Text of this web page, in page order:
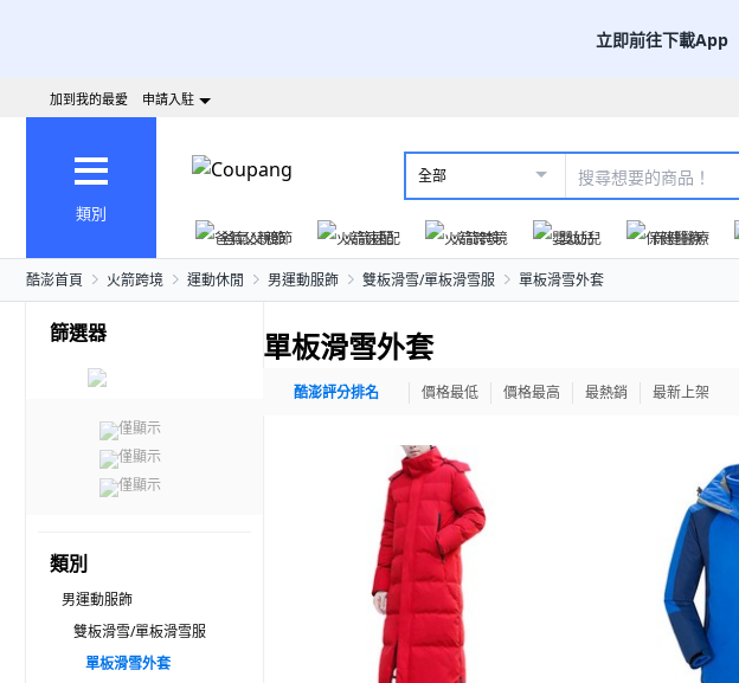
立即前往下載App
加到我的最愛 申請入駐
類別
全部
爸氣父親節
火箭速配 火箭跨境 嬰幼兒 保健醫療
酷澎首頁 火箭跨境 運動休閒 男運動服飾 雙板滑雪/單板滑雪服 單板滑雪外套
篩選器
僅顯示
僅顯示
僅顯示
類別
男運動服飾
雙板滑雪/單板滑雪服
單板滑雪外套
單板滑雪外套
酷澎評分排名 價格最低 價格最高 最熱銷 最新上架